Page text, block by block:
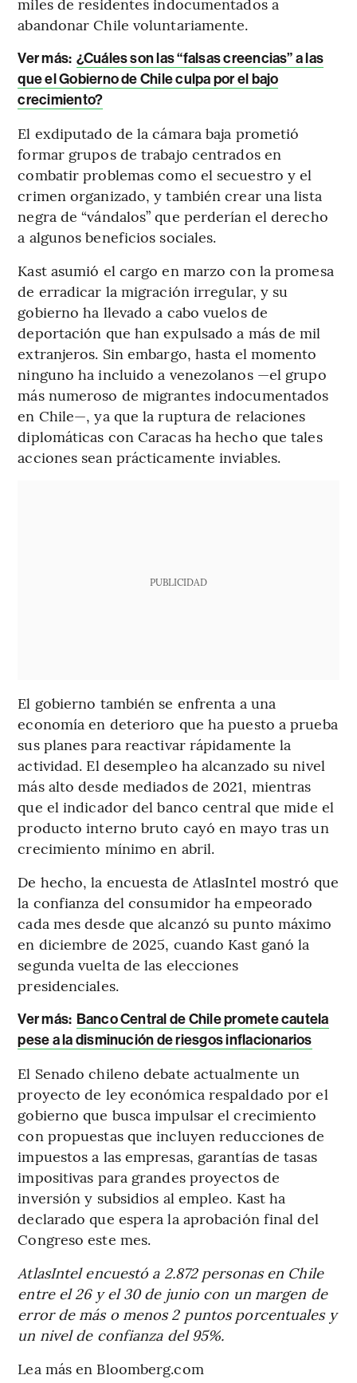
abandonar Chile voluntariamente.
Ver más: ¿Cuáles son las “falsas creencias” a las
que el Gobierno de Chile culpa por el bajo
crecimiento?
El exdiputado de la cámara baja prometió
formar grupos de trabajo centrados en
combatir problemas como el secuestro y el
crimen organizado, y también crear una lista
negra de “vándalos” que perderían el derecho
a algunos beneficios sociales.
Kast asumió el cargo en marzo con la promesa
de erradicar la migración irregular, y su
gobierno ha llevado a cabo vuelos de
deportación que han expulsado a más de mil
extranjeros. Sin embargo, hasta el momento
ninguno ha incluido a venezolanos —el grupo
más numeroso de migrantes indocumentados
en Chile—, ya ​​que la ruptura de relaciones
diplomáticas con Caracas ha hecho que tales
acciones sean prácticamente inviables.
PUBLICIDAD
El gobierno también se enfrenta a una
economía en deterioro que ha puesto a prueba
sus planes para reactivar rápidamente la
actividad. El desempleo ha alcanzado su nivel
más alto desde mediados de 2021, mientras
que el indicador del banco central que mide el
producto interno bruto cayó en mayo tras un
crecimiento mínimo en abril.
De hecho, la encuesta de AtlasIntel mostró que
la confianza del consumidor ha empeorado
cada mes desde que alcanzó su punto máximo
en diciembre de 2025, cuando Kast ganó la
segunda vuelta de las elecciones
presidenciales.
Ver más: Banco Central de Chile promete cautela
pese a la disminución de riesgos inflacionarios
El Senado chileno debate actualmente un
proyecto de ley económica respaldado por el
gobierno que busca impulsar el crecimiento
con propuestas que incluyen reducciones de
impuestos a las empresas, garantías de tasas
impositivas para grandes proyectos de
inversión y subsidios al empleo. Kast ha
declarado que espera la aprobación final del
Congreso este mes.
AtlasIntel encuestó a 2.872 personas en Chile
entre el 26 y el 30 de junio con un margen de
error de más o menos 2 puntos porcentuales y
un nivel de confianza del 95%.
Lea más en Bloomberg.com